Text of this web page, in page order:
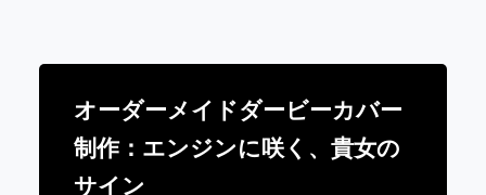
オーダーメイドダービーカバー
制作：エンジンに咲く、貴女の
サイン